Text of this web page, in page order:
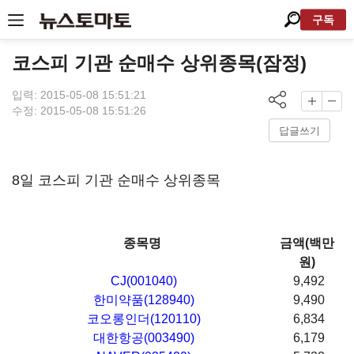
구독
코스피 기관 순매수 상위종목(잠정)
입력: 2015-05-08 15:51:21
수정: 2015-05-08 15:51:26
답글쓰기
8일 코스피 기관 순매수 상위종목
종목명
금액(백만
원)
CJ(001040)
9,492
한미약품(128940)
9,490
코오롱인더(120110)
6,834
대한항공(003490)
6,179